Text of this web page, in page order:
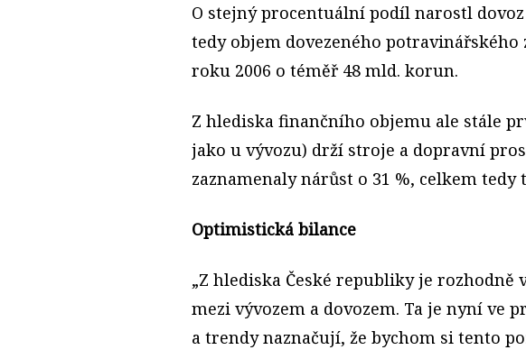
O stejný procentuální podíl narostl
tedy objem dovezeného potravinářského
roku 2006 o téměř 48 mld. korun.
Z hlediska finančního objemu ale stále
jako u vývozu) drží stroje a dopravní
zaznamenaly nárůst o 31 %, celkem
Optimistická bilance
„Z hlediska České republiky je
mezi vývozem a dovozem. Ta je nyní ve
a trendy naznačují, že bychom si tento